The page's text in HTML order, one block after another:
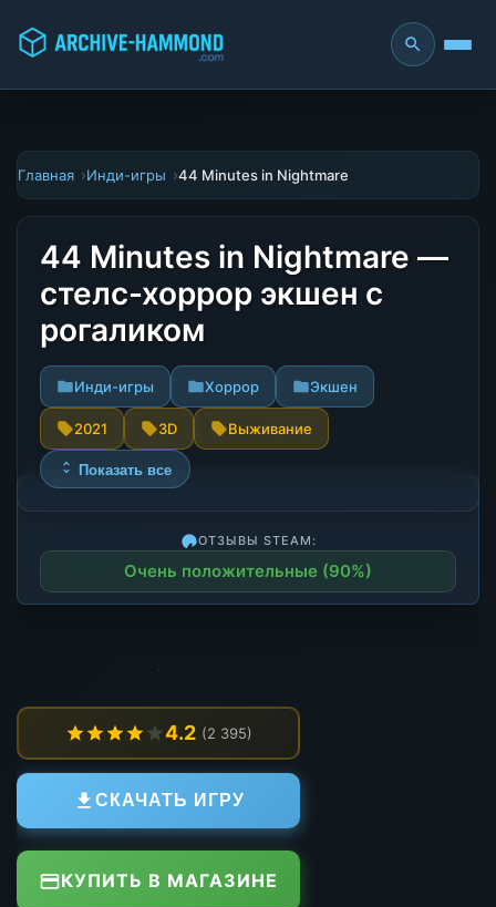
Главная Инди-игры 44 Minutes in Nightmare
44 Minutes in Nightmare —
стелс-хоррор экшен с
рогаликом
Инди-игры Хоррор Экшен
2021 3D Выживание
Показать все
ОТЗЫВЫ STEAM:
Очень положительные (90%)
4.2 (2 395)
СКАЧАТЬ ИГРУ
КУПИТЬ В МАГАЗИНЕ